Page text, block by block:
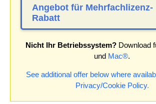
Angebot für Mehrfachlizenz-
Rabatt
Nicht Ihr Betriebssystem?Download
und Mac®.
See additional offer below where
Privacy/Cookie Policy.